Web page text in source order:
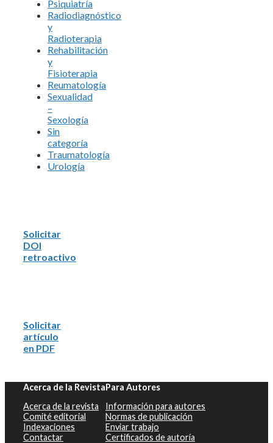
Psiquiatría
Radiodiagnóstico
y
Radioterapia
Rehabilitación
y
Fisioterapia
Reumatología
Sexualidad
–
Sexología
Sin
categoría
Traumatología
Urología
Solicitar
DOI
retroactivo
Solicitar
artículo
en PDF
Acerca de la Revista
Acerca de la revista
Comité editorial
Indexaciones
Contactar
Para Autores
Información para autores
Normas de publicación
Enviar trabajo
Certificados de autoría